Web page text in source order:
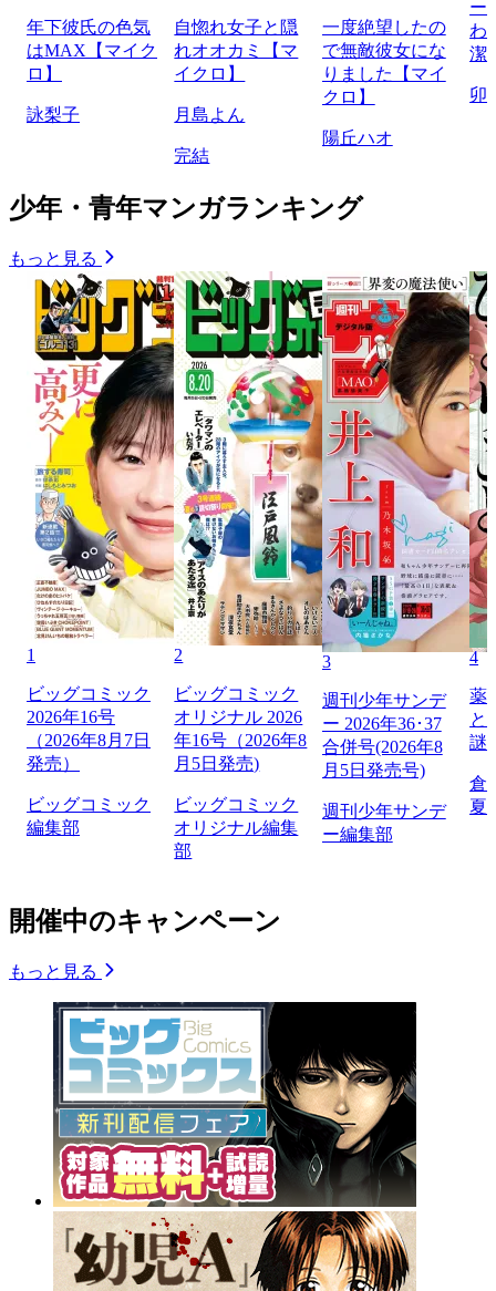
年下彼氏の色気
はMAX【マイク
ロ】
詠梨子
自惚れ女子と隠
れオオカミ【マ
イクロ】
月島よん
完結
一度絶望したの
で無敵彼女にな
りました【マイ
クロ】
陽丘ハオ
ー
わ
潔
卯
少年・青年マンガランキング
もっと見る
1
ビッグコミック
2026年16号
（2026年8月7日
発売）
ビッグコミック
編集部
2
ビッグコミック
オリジナル 2026
年16号（2026年8
月5日発売)
ビッグコミック
オリジナル編集
部
3
週刊少年サンデ
ー 2026年36･37
合併号(2026年8
月5日発売号)
週刊少年サンデ
ー編集部
4
薬
と
謎
倉
夏
開催中のキャンペーン
もっと見る